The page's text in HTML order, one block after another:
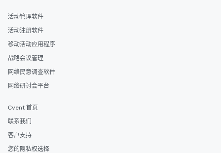
活动管理软件
活动注册软件
移动活动应用程序
战略会议管理
网络民意调查软件
网络研讨会平台
Cvent 首页
联系我们
客户支持
您的隐私权选择